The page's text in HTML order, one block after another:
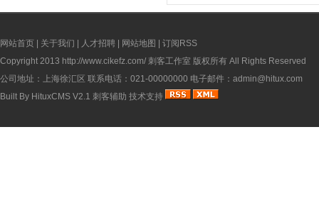
网站首页 关于我们 人才招聘 网站地图
订阅RSS
Copyright 2013 http://www.cikefz.com/ 刺客工作室 版权所有 All Rights Reserved
公司地址：上海徐汇区 联系电话：021-00000000 电子邮件：admin@hitux.com
Built By HituxCMS V2.1 刺客辅助 技术支持